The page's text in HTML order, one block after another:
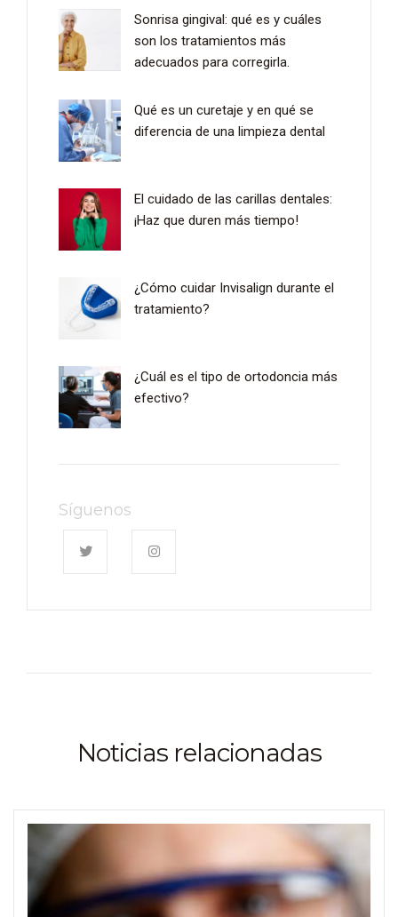
Sonrisa gingival: qué es y cuáles
son los tratamientos más
adecuados para corregirla.
Qué es un curetaje y en qué se
diferencia de una limpieza dental
El cuidado de las carillas dentales:
¡Haz que duren más tiempo!
¿Cómo cuidar Invisalign durante el
tratamiento?
¿Cuál es el tipo de ortodoncia más
efectivo?
Síguenos
Noticias relacionadas